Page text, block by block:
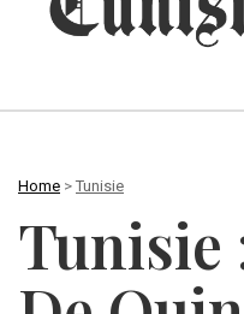
Home > Tunisie
Tunisie